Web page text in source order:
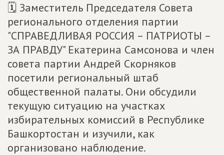
🗓 Заместитель Председателя Совета
регионального отделения партии
"СПРАВЕДЛИВАЯ РОССИЯ – ПАТРИОТЫ –
ЗА ПРАВДУ" Екатерина Самсонова и член
совета партии Андрей Скорняков
посетили региональный штаб
общественной палаты. Они обсудили
текущую ситуацию на участках
избирательных комиссий в Республике
Башкортостан и изучили, как
организовано наблюдение.